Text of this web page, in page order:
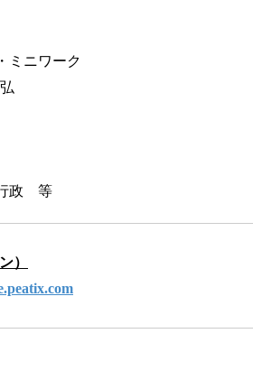
ニワーク
行政 等
）